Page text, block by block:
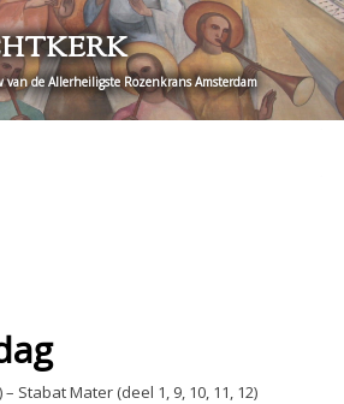
van de Allerheiligste Rozenkrans Amsterdam
– Stabat Mater (deel 1, 9, 10, 11, 12)